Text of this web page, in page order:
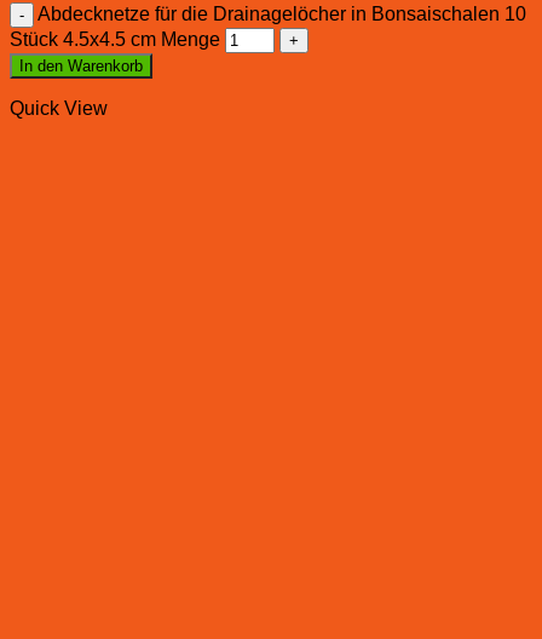
Abdecknetze für die Drainagelöcher in Bonsaischalen 10
Stück 4.5x4.5 cm Menge
In den Warenkorb
Quick View